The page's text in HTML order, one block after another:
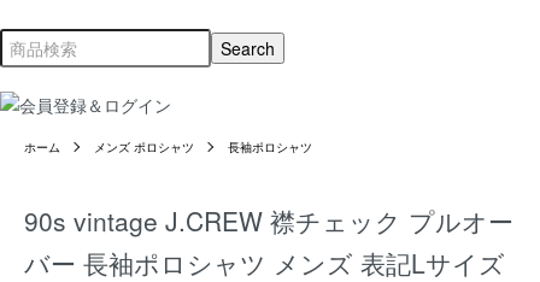
ホーム メンズ ポロシャツ 長袖ポロシャツ
90s vintage J.CREW 襟チェック プルオー
バー 長袖ポロシャツ メンズ 表記Lサイズ